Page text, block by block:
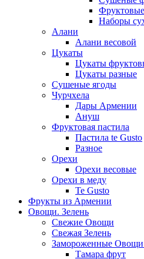
Наборы
Алани
Алани весовой
Цукаты
Цукаты
Цукаты разные
Сушеные ягоды
Чурчхела
Дары Армении
Ануш
Фруктовая пастила
Пастила te Gusto
Разное
Орехи
Орехи весовые
Орехи в меду
Te Gusto
Фрукты из Армении
Овощи. Зелень
Свежие Овощи
Свежая Зелень
Замороженные Овощи
Тамара фрут